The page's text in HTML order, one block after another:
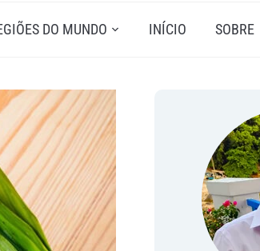
DO MUNDO INÍCIO SOBRE